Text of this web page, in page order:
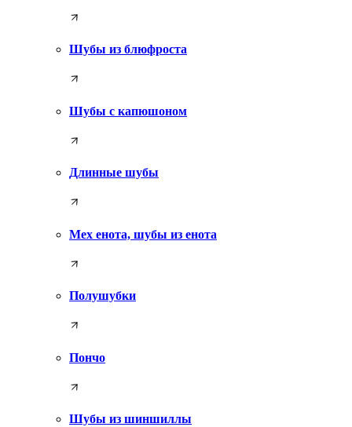
Шубы из блюфроста
Шубы с капюшоном
Длинные шубы
Мех енота, шубы из енота
Полушубки
Пончо
Шубы из шиншиллы